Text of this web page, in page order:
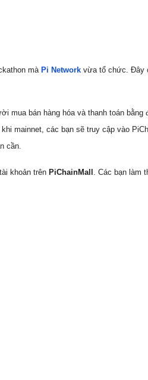
mà Pi Network vừa tổ chức. Đây
mua bán hàng hóa và thanh toán
mainnet, các bạn sẽ truy cập vào
cần.
khoản trên PiChainMall . Các bạn